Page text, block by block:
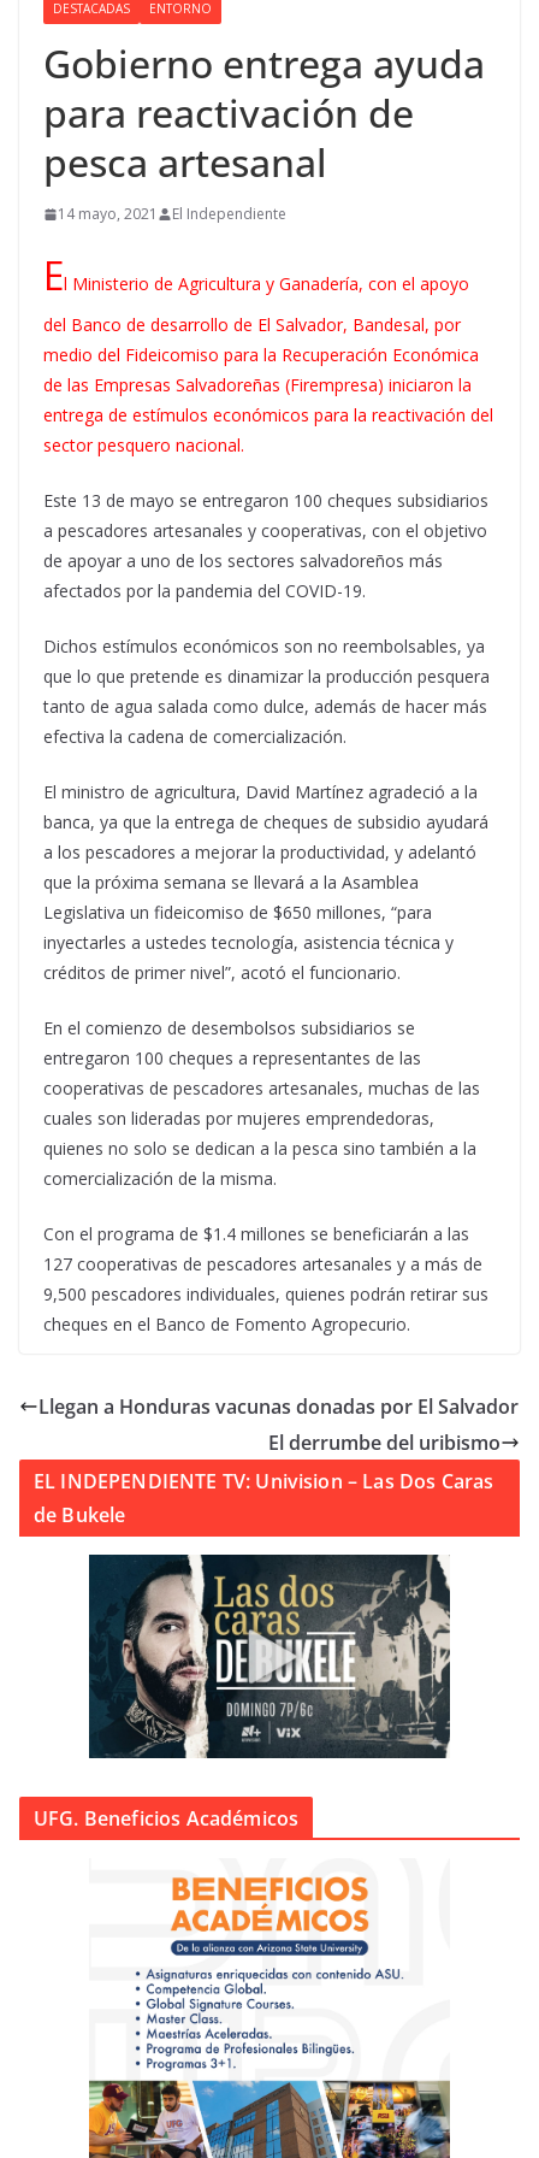
DESTACADAS ENTORNO
Gobierno entrega ayuda
para reactivación de
pesca artesanal
14 mayo, 2021 El Independiente
El Ministerio de Agricultura y Ganadería, con el apoyo
del Banco de desarrollo de El Salvador, Bandesal, por
medio del Fideicomiso para la Recuperación Económica
de las Empresas Salvadoreñas (Firempresa) iniciaron la
entrega de estímulos económicos para la reactivación del
sector pesquero nacional.
Este 13 de mayo se entregaron 100 cheques subsidiarios
a pescadores artesanales y cooperativas, con el objetivo
de apoyar a uno de los sectores salvadoreños más
afectados por la pandemia del COVID-19.
Dichos estímulos económicos son no reembolsables, ya
que lo que pretende es dinamizar la producción pesquera
tanto de agua salada como dulce, además de hacer más
efectiva la cadena de comercialización.
El ministro de agricultura, David Martínez agradeció a la
banca, ya que la entrega de cheques de subsidio ayudará
a los pescadores a mejorar la productividad, y adelantó
que la próxima semana se llevará a la Asamblea
Legislativa un fideicomiso de $650 millones, “para
inyectarles a ustedes tecnología, asistencia técnica y
créditos de primer nivel”, acotó el funcionario.
En el comienzo de desembolsos subsidiarios se
entregaron 100 cheques a representantes de las
cooperativas de pescadores artesanales, muchas de las
cuales son lideradas por mujeres emprendedoras,
quienes no solo se dedican a la pesca sino también a la
comercialización de la misma.
Con el programa de $1.4 millones se beneficiarán a las
127 cooperativas de pescadores artesanales y a más de
9,500 pescadores individuales, quienes podrán retirar sus
cheques en el Banco de Fomento Agropecurio.
Llegan a Honduras vacunas donadas por El Salvador
El derrumbe del uribismo
EL INDEPENDIENTE TV: Univision – Las Dos Caras
de Bukele
UFG. Beneficios Académicos